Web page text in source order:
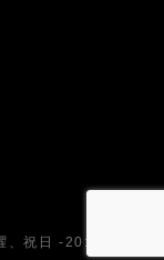
、祝日 -20:00）